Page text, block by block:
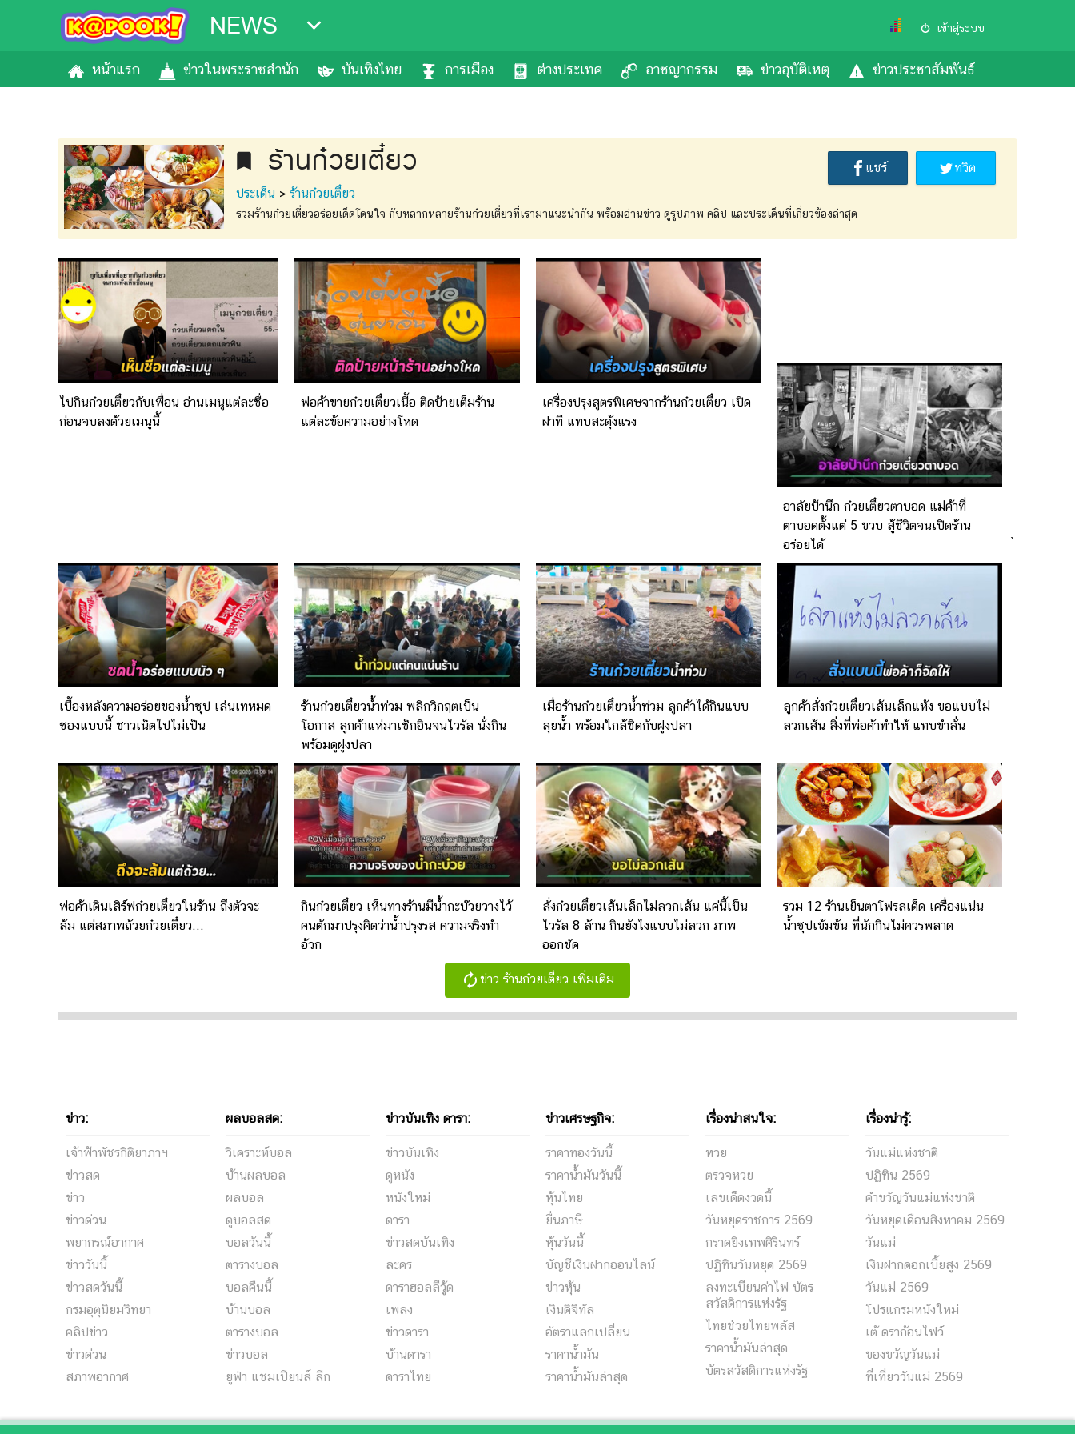
NEWS เข้าสู่ระบบ
หน้าแรก ข่าวในพระราชสำนัก บันเทิงไทย การเมือง ต่างประเทศ อาชญากรรม ข่าวอุบัติเหตุ ข่าวประชาสัมพันธ์
bookmark ร้านก๋วยเตี๋ยว
ประเด็น > ร้านก๋วยเตี๋ยว
รวมร้านก๋วยเตี๋ยวอร่อยเด็ดโดนใจ กับหลากหลายร้านก๋วยเตี๋ยวที่เรามาแนะนำกัน พร้อมอ่านข่าว ดูรูปภาพ คลิป และประเด็นที่เกี่ยวข้องล่าสุด
แชร์ ทวิต
ไปกินก๋วยเตี๋ยวกับเพื่อน อ่านเมนูแต่ละชื่อ
ก่อนจบลงด้วยเมนูนี้
พ่อค้าขายก๋วยเตี๋ยวเนื้อ ติดป้ายเต็มร้าน
แต่ละข้อความอย่างโหด
เครื่องปรุงสูตรพิเศษจากร้านก๋วยเตี๋ยว เปิด
ฝาที แทบสะดุ้งแรง
อาลัยป้านึก ก๋วยเตี๋ยวตาบอด แม่ค้าที่
ตาบอดตั้งแต่ 5 ขวบ สู้ชีวิตจนเปิดร้าน
อร่อยได้
เบื้องหลังความอร่อยของน้ำซุป เล่นเทหมด
ซองแบบนี้ ชาวเน็ตไปไม่เป็น
ร้านก๋วยเตี๋ยวน้ำท่วม พลิกวิกฤตเป็น
โอกาส ลูกค้าแห่มาเช็กอินจนไวรัล นั่งกิน
พร้อมดูฝูงปลา
เมื่อร้านก๋วยเตี๋ยวน้ำท่วม ลูกค้าได้กินแบบ
ลุยน้ำ พร้อมใกล้ชิดกับฝูงปลา
ลูกค้าสั่งก๋วยเตี๋ยวเส้นเล็กแห้ง ขอแบบไม่
ลวกเส้น สิ่งที่พ่อค้าทำให้ แทบขำลั่น
พ่อค้าเดินเสิร์ฟก๋วยเตี๋ยวในร้าน ถึงตัวจะ
ล้ม แต่สภาพถ้วยก๋วยเตี๋ยว...
กินก๋วยเตี๋ยว เห็นทางร้านมีน้ำกะบ๊วยวางไว้
คนตักมาปรุงคิดว่าน้ำปรุงรส ความจริงทำ
อ้วก
สั่งก๋วยเตี๋ยวเส้นเล็กไม่ลวกเส้น แค่นี้เป็น
ไวรัล 8 ล้าน กินยังไงแบบไม่ลวก ภาพ
ออกชัด
รวม 12 ร้านเย็นตาโฟรสเด็ด เครื่องแน่น
น้ำซุปเข้มข้น ที่นักกินไม่ควรพลาด
`
autorenew ข่าว ร้านก๋วยเตี๋ยว เพิ่มเติม
ข่าว:
เจ้าฟ้าพัชรกิติยาภาฯ
ข่าวสด
ข่าว
ข่าวด่วน
พยากรณ์อากาศ
ข่าววันนี้
ข่าวสดวันนี้
กรมอุตุนิยมวิทยา
คลิปข่าว
ข่าวด่วน
สภาพอากาศ
ผลบอลสด:
วิเคราะห์บอล
บ้านผลบอล
ผลบอล
ดูบอลสด
บอลวันนี้
ตารางบอล
บอลคืนนี้
บ้านบอล
ตารางบอล
ข่าวบอล
ยูฟ่า แชมเปียนส์ ลีก
ข่าวบันเทิง ดารา:
ข่าวบันเทิง
ดูหนัง
หนังใหม่
ดารา
ข่าวสดบันเทิง
ละคร
ดาราฮอลลีวู้ด
เพลง
ข่าวดารา
บ้านดารา
ดาราไทย
ข่าวเศรษฐกิจ:
ราคาทองวันนี้
ราคาน้ำมันวันนี้
หุ้นไทย
ยื่นภาษี
หุ้นวันนี้
บัญชีเงินฝากออนไลน์
ข่าวหุ้น
เงินดิจิทัล
อัตราแลกเปลี่ยน
ราคาน้ำมัน
ราคาน้ำมันล่าสุด
เรื่องน่าสนใจ:
หวย
ตรวจหวย
เลขเด็ดงวดนี้
วันหยุดราชการ 2569
กราดยิงเทพศิรินทร์
ปฏิทินวันหยุด 2569
ลงทะเบียนค่าไฟ บัตร
สวัสดิการแห่งรัฐ
ไทยช่วยไทยพลัส
ราคาน้ำมันล่าสุด
บัตรสวัสดิการแห่งรัฐ
เรื่องน่ารู้:
วันแม่แห่งชาติ
ปฏิทิน 2569
คำขวัญวันแม่แห่งชาติ
วันหยุดเดือนสิงหาคม 2569
วันแม่
เงินฝากดอกเบี้ยสูง 2569
วันแม่ 2569
โปรแกรมหนังใหม่
เต้ ดราก้อนไฟว์
ของขวัญวันแม่
ที่เที่ยววันแม่ 2569